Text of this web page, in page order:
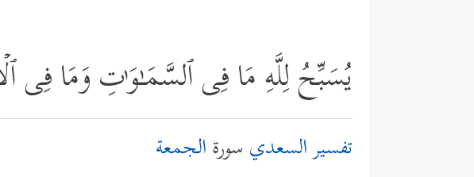
یُسَبِّحُ لِلَّهِ مَا فِی ٱلسَّمَـٰوَ ٰ⁠تِ وَمَا فِی
تفسير السعدي سورةالجمعة